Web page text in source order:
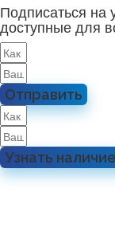
Подписаться на
доступные для
Отправить
Узнать